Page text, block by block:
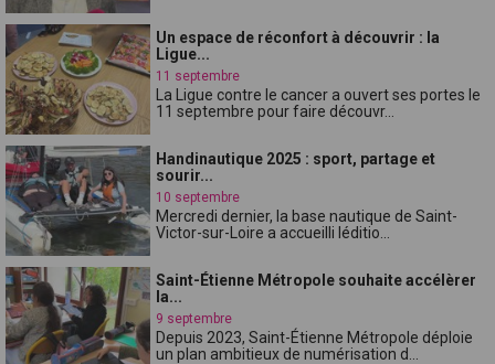
Un espace de réconfort à découvrir : la
Ligue...
11 septembre
La Ligue contre le cancer a ouvert ses portes le
11 septembre pour faire découvr...
Handinautique 2025 : sport, partage et
sourir...
10 septembre
Mercredi dernier, la base nautique de Saint-
Victor-sur-Loire a accueilli léditio...
Saint-Étienne Métropole souhaite accélèrer
la...
9 septembre
Depuis 2023, Saint-Étienne Métropole déploie
un plan ambitieux de numérisation d...